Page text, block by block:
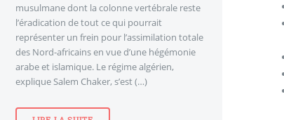
musulmane dont la colonne vertébrale reste
l’éradication de tout ce qui pourrait
représenter un frein pour l’assimilation totale
des Nord-africains en vue d’une hégémonie
arabe et islamique. Le régime algérien,
explique Salem Chaker, s’est (…)